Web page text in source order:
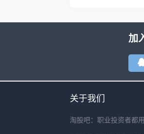
加
关于我们
淘股吧：职业投资者都